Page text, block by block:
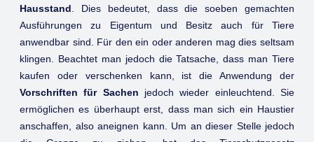
Hausstand . Dies bedeutet, dass die soeben gemachten
Ausführungen zu Eigentum und Besitz auch für Tiere
anwendbar sind. Für den ein oder anderen mag dies seltsam
klingen. Beachtet man jedoch die Tatsache, dass man Tiere
kaufen oder verschenken kann, ist die Anwendung der
Vorschriften für Sachen jedoch wieder einleuchtend. Sie
ermöglichen es überhaupt erst, dass man sich ein Haustier
anschaffen, also aneignen kann. Um an dieser Stelle jedoch